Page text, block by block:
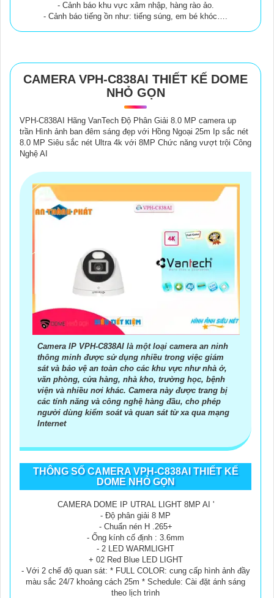
- Cảnh báo khu vực xâm nhập, hàng rào ảo.
- Cảnh báo tiếng ồn như: tiếng súng, em bé khóc….
CAMERA VPH-C838AI THIẾT KẾ DOME
NHỎ GỌN
VPH-C838AI Hãng VanTech Độ Phân Giải 8.0 MP camera up
trần Hình ảnh ban đêm sáng đẹp với Hồng Ngoại 25m Ip sắc nét
8.0 MP Siêu sắc nét Ultra 4k với 8MP Chức năng vượt trội Công
Nghệ AI
Camera IP VPH-C838AI là một loại camera an ninh
thông minh được sử dụng nhiều trong việc giám
sát và bảo vệ an toàn cho các khu vực như nhà ở,
văn phòng, cửa hàng, nhà kho, trường học, bệnh
viện và nhiều nơi khác. Camera này được trang bị
các tính năng và công nghệ hàng đầu, cho phép
người dùng kiểm soát và quan sát từ xa qua mạng
Internet
THÔNG SỐ CAMERA VPH-C838AI THIẾT KẾ
DOME NHỎ GỌN
CAMERA DOME IP UTRAL LIGHT 8MP AI '
- Độ phân giải 8 MP
- Chuẩn nén H .265+
- Ống kính cố định : 3.6mm
- 2 LED WARMLIGHT
+ 02 Red Blue LED LIGHT
- Với 2 chế độ quan sát: * FULL COLOR: cung cấp hình ảnh đầy
màu sắc 24/7 khoảng cách 25m * Schedule: Cài đặt ánh sáng
theo lịch trình